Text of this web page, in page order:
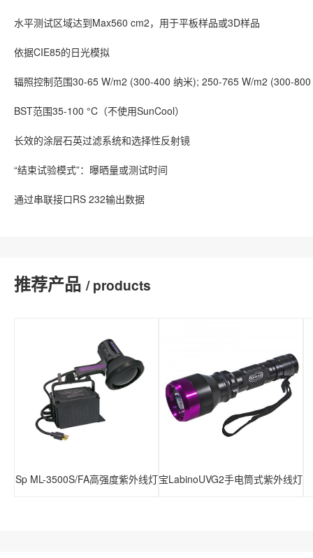
水平测试区域达到Max560 cm2，用于平板样品或3D样品
依据CIE85的日光模拟
辐照控制范围30-65 W/m2 (300-400 纳米); 250-765 W/m2 (300-
BST范围35-100 °C（不使用SunCool）
长效的涂层石英过滤系统和选择性反射镜
“结束试验模式”：曝晒量或测试时间
通过串联接口RS 232输出数据
推荐产品 / products
国Sp ML-3500S/FA高强度紫外线灯瑞典兰宝LabinoUVG2手电筒式紫外线灯